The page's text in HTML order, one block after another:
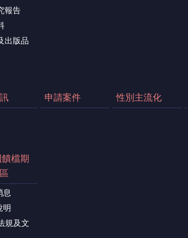
報告
出版品
申請案件 性別主流化
檔期
息
明
規及文